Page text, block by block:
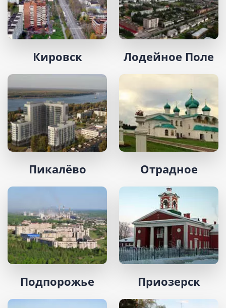
Кировск Лодейное Поле
Пикалёво Отрадное
Подпорожье Приозерск